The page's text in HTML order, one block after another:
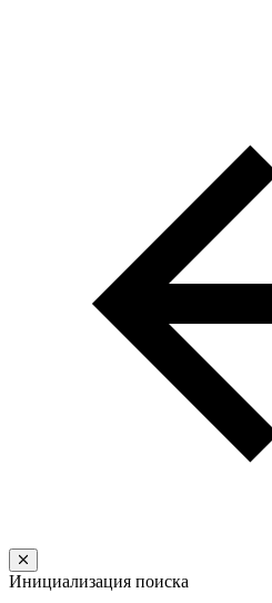
Инициализация поиска